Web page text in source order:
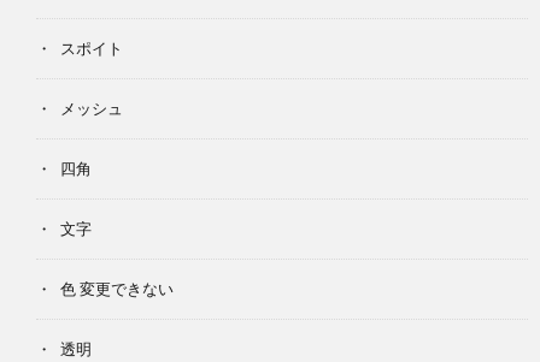
スポイト
メッシュ
四角
文字
色 変更できない
透明